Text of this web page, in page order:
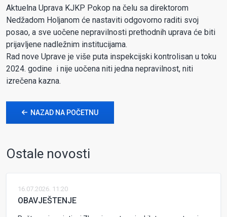
Aktuelna Uprava KJKP Pokop na čelu sa direktorom
Nedžadom Holjanom će nastaviti odgovorno raditi svoj
posao, a sve uočene nepravilnosti prethodnih uprava će biti
prijavljene nadležnim institucijama.
Rad nove Uprave je više puta inspekcijski kontrolisan u toku
2024. godine i nije uočena niti jedna nepravilnost, niti
izrečena kazna.
NAZAD NA POČETNU
Ostale novosti
16.07.2026. 11:20
OBAVJEŠTENJE